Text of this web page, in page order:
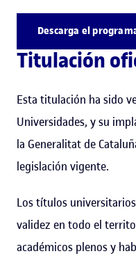
Descarga el
Titulación
Esta titulación ha sido
Universidades, y su
la Generalitat de
legislación vigente.
Los títulos
validez en todo el
académicos plenos y